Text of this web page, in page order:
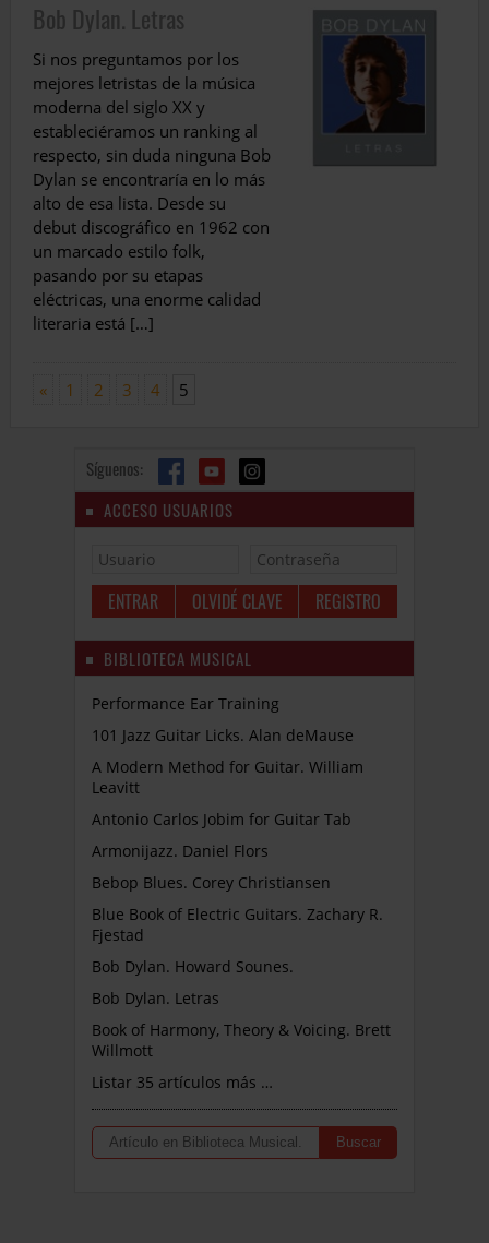
Bob Dylan. Letras
Si nos preguntamos por los
mejores letristas de la música
moderna del siglo XX y
estableciéramos un ranking al
respecto, sin duda ninguna Bob
Dylan se encontraría en lo más
alto de esa lista. Desde su
debut discográfico en 1962 con
un marcado es­tilo folk,
pasando por su etapas
eléctricas, una enorme calidad
literaria está […]
« 1 2 3 4 5
Síguenos:
ACCESO USUARIOS
OLVIDÉ CLAVE REGISTRO
BIBLIOTECA MUSICAL
Performance Ear Training
101 Jazz Guitar Licks. Alan deMause
A Modern Method for Guitar. William
Leavitt
Antonio Carlos Jobim for Guitar Tab
Armonijazz. Daniel Flors
Bebop Blues. Corey Christiansen
Blue Book of Electric Guitars. Zachary R.
Fjestad
Bob Dylan. Howard Sounes.
Bob Dylan. Letras
Book of Harmony, Theory & Voicing. Brett
Willmott
Listar 35 artículos más …